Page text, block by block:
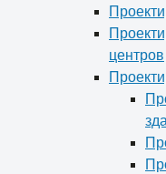
центров